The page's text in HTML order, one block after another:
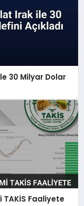
30 Milyar Dolar
TAKİS Faaliyete